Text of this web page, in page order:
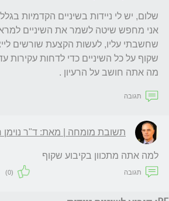
מה אתה חושב על הרעיון .
תגובה
תשובת מומחה | מאת: ד"ר נוימן
למה אתה מתכוון בקיבוע שקוף
תגובה (0)